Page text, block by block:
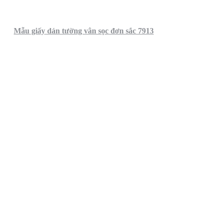
Mẫu giấy dán tường vân sọc đơn sắc 7913